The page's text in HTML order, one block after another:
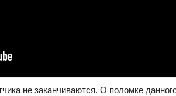
не заканчиваются. О поломке